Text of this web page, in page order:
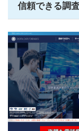
信頼できる調